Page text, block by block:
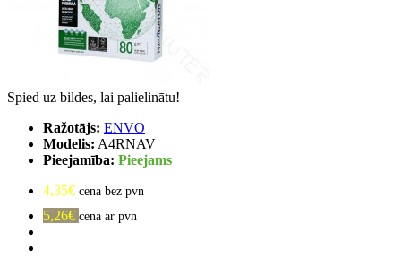
Spied uz bildes, lai palielinātu!
Ražotājs: ENVO
Modelis: A4RNAV
Pieejamība: Pieejams
4,35€ cena bez pvn
5,26€ cena ar pvn